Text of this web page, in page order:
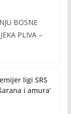
BOSNE
PLIVA –
ligi SRS
i amura’